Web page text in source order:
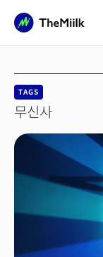
TAGS
무신사